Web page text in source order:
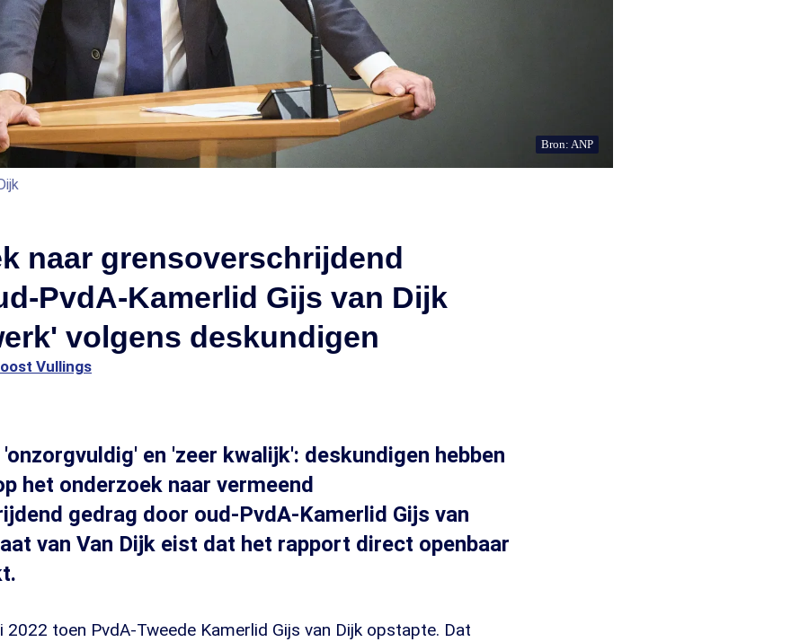
Bron: ANP
naar grensoverschrijdend
PvdA-Kamerlid Gijs van Dijk
volgens deskundigen
Vullings
en 'zeer kwalijk': deskundigen hebben
het onderzoek naar vermeend
gedrag door oud-PvdA-Kamerlid Gijs van
van Van Dijk eist dat het rapport direct openbaar
toen PvdA-Tweede Kamerlid Gijs van Dijk opstapte. Dat